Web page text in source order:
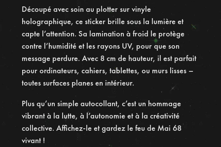
e
s
t
i
o
n
h
l
o
g
r
Découpé avec soin au plotter sur vinyle
holographique, ce sticker brille sous la lumière et
capte l’attention. Sa lamination à froid le protège
contre l’humidité et les rayons UV, pour que son
message perdure. Avec 8 cm de hauteur, il est parfait
pour ordinateurs, cahiers, tablettes, ou murs lisses –
toutes surfaces planes en intérieur.
Plus qu’un simple autocollant, c’est un hommage
vibrant à la lutte, à l’autonomie et à la créativité
collective. Affichez-le et gardez le feu de Mai 68
vivant !